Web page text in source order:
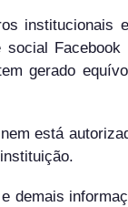
institucionais
Facebook
gerado
está
demais